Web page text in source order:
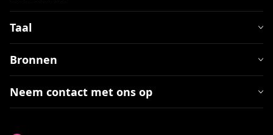
Taal
Bronnen
Neem contact met ons op